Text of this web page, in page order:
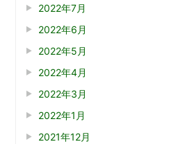
2022年7月
2022年6月
2022年5月
2022年4月
2022年3月
2022年1月
2021年12月